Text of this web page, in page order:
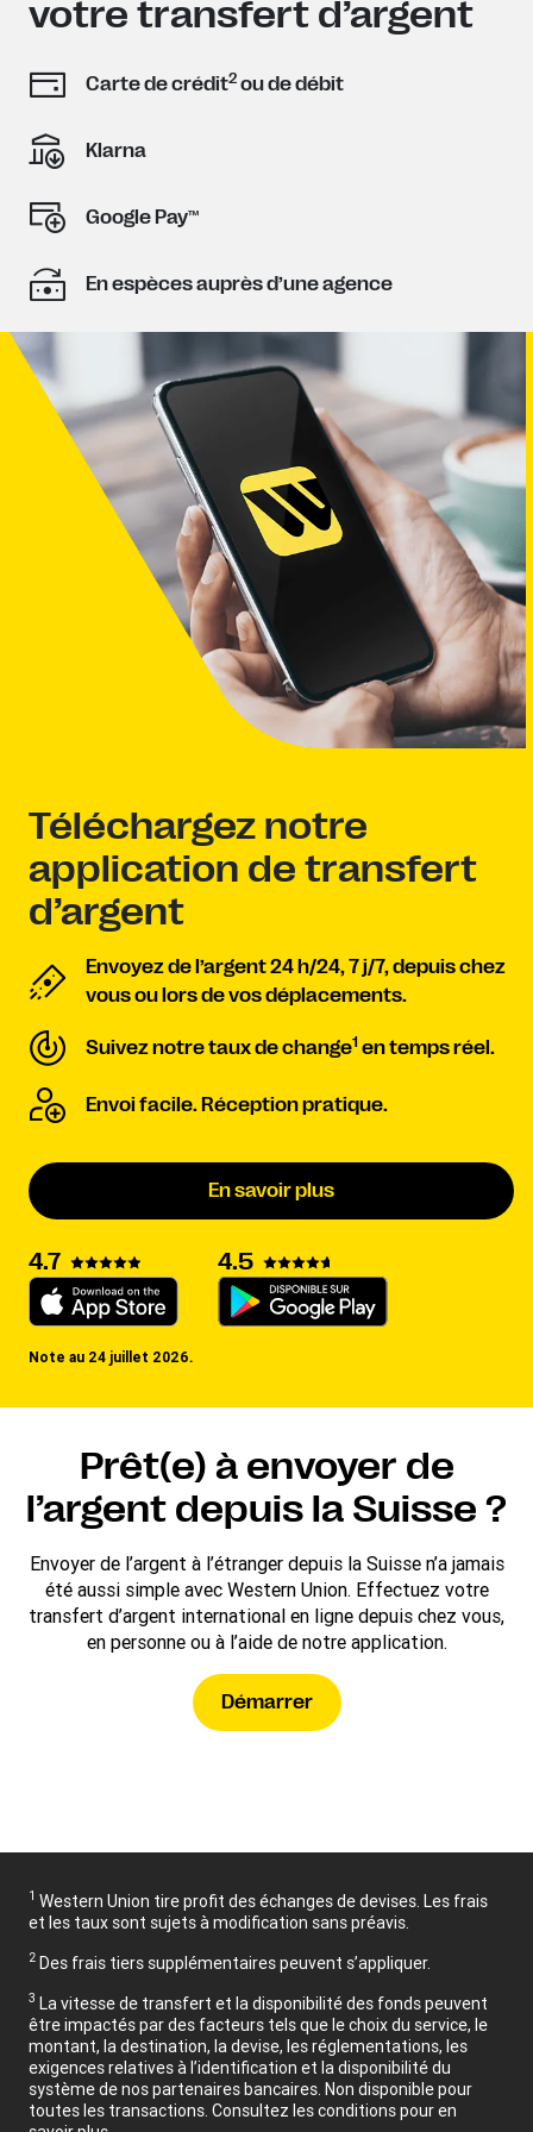
votre transfert d’argent
Carte de crédit2 ou de débit
Klarna
Google Pay™
En espèces auprès d’une agence
Téléchargez notre
application de transfert
d’argent
Envoyez de l’argent 24 h/24, 7 j/7, depuis chez
vous ou lors de vos déplacements.
Suivez notre taux de change1 en temps réel.
Envoi facile. Réception pratique.
En savoir plus
4.7 4.5
Note au 24 juillet 2026.
Prêt(e) à envoyer de
l’argent depuis la Suisse ?
Envoyer de l’argent à l’étranger depuis la Suisse n’a jamais
été aussi simple avec Western Union. Effectuez votre
transfert d’argent international en ligne depuis chez vous,
en personne ou à l’aide de notre application.
Démarrer
1 Western Union tire profit des échanges de devises. Les frais
et les taux sont sujets à modification sans préavis.
2 Des frais tiers supplémentaires peuvent s’appliquer.
3 La vitesse de transfert et la disponibilité des fonds peuvent
être impactés par des facteurs tels que le choix du service, le
montant, la destination, la devise, les réglementations, les
exigences relatives à l’identification et la disponibilité du
système de nos partenaires bancaires. Non disponible pour
toutes les transactions. Consultez les conditions pour en